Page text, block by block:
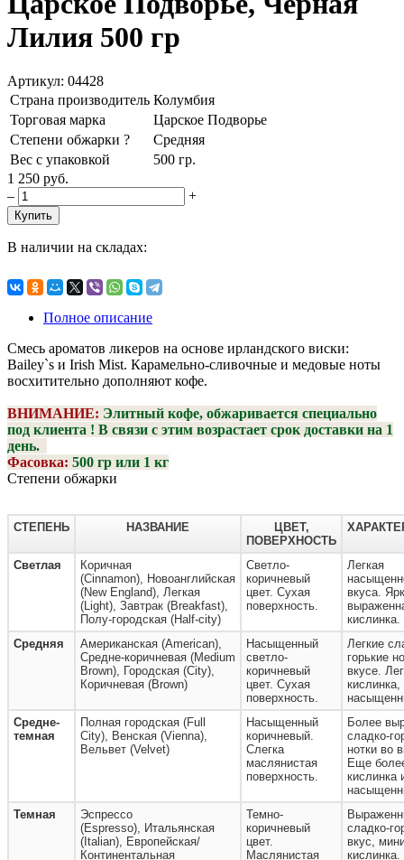
Лилия 500 гр
Артикул: 04428
Страна производитель Колумбия
Торговая марка
Царское Подворье
Степени обжарки ?
Средняя
Вес с упаковкой
500 гр.
1 250 руб.
–
+
Купить
В наличии на складах:
Полное описание
Смесь ароматов ликеров на основе ирландского виски:
Bailey`s и Irish Mist. Карамельно-сливочные и медовые ноты
восхитительно дополняют кофе.
ВНИМАНИЕ: Элитный кофе, обжаривается специально
под клиента ! В связи с этим возрастает срок доставки на 1
день.
Фасовка: 500 гр или 1 кг
Степени обжарки
СТЕПЕНЬ НАЗВАНИЕ
ЦВЕТ,
ПОВЕРХНОСТЬ
Светлая
Коричная
(Cinnamon), Новоанглийская
(New England), Легкая
(Light), Завтрак (Breakfast),
Полу-городская (Half-city)
Светло-
коричневый
цвет. Сухая
поверхность.
Легкая
вкуса.
кислинка.
Средняя
Американская (American),
Средне-коричневая (Medium
Brown), Городская (City),
Коричневая (Brown)
Насыщенный
светло-
коричневый
цвет. Сухая
поверхность.
Легкие
горькие
вкусе.
Средне-
темная
Полная городская (Full
City), Венская (Vienna),
Вельвет (Velvet)
Насыщенный
коричневый.
Слегка
маслянистая
поверхность.
Более
сладко-
нотки во
Еще
кислинка
Темная
Эспрессо
(Espresso), Итальянская
(Italian), Европейская/
Континентальная
Темно-
коричневый
цвет.
Маслянистая
сладко-
вкус,
кислинка.